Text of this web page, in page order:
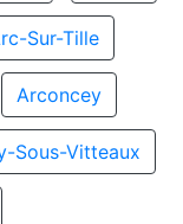
Sur-Tille
Arconcey
Sous-Vitteaux